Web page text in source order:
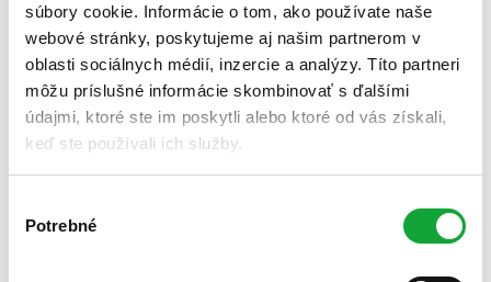
súbory cookie. Informácie o tom, ako používate naše
webové stránky, poskytujeme aj našim partnerom v
oblasti sociálnych médií, inzercie a analýzy. Títo partneri
môžu príslušné informácie skombinovať s ďalšími
údajmi, ktoré ste im poskytli alebo ktoré od vás získali,
keď ste používali ich služby.
súhlasu
Potrebné